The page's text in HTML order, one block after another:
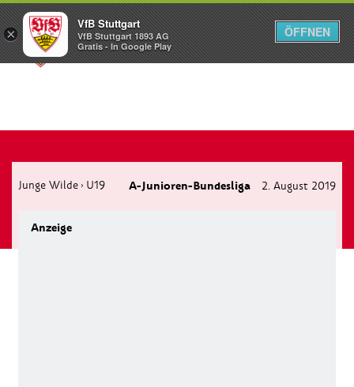
Menü
Junge Wilde › U19 A-Junioren-Bundesliga 2. August 2019
×
VfB Stuttgart
VfB Stuttgart 1893 AG
Gratis - In Google Play
ÖFFNEN